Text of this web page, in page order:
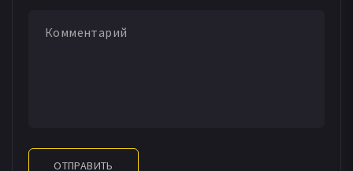
ОТПРАВИТЬ